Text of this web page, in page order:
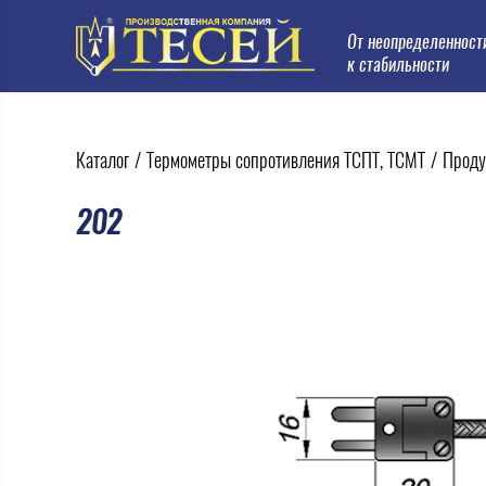
От
к стабильности
Каталог / Термометры сопротивления ТСПТ, ТСМТ /
202